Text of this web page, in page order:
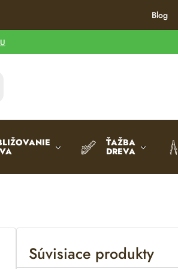
Blog
ŤAŽBA
DREVA
Súvisiace produkty